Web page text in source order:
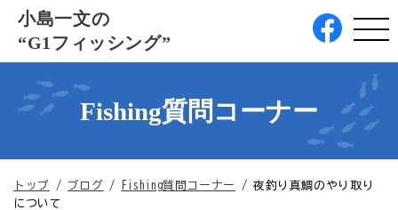
このページの本文へ
小島一文の
“G1フィッシング”
Fishing質問コーナー
現
在
トップ / ブログ / Fishing質問コーナー / 夜釣り真鯛のやり取り
について